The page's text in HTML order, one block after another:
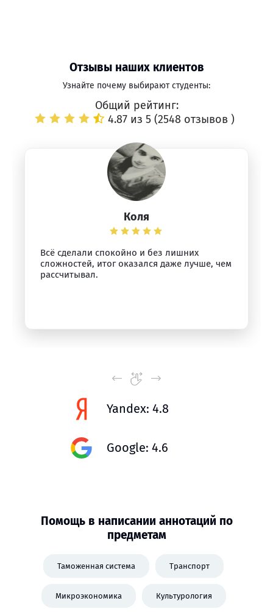
Отзывы наших клиентов
Узнайте почему выбирают студенты:
Общий рейтинг:
4.87 из 5 (2548 отзывов )
Коля
Всё сделали спокойно и без лишних
сложностей, итог оказался даже лучше, чем
рассчитывал.
Yandex: 4.8
Google: 4.6
Помощь в написании аннотаций по
предметам
Таможенная система Транспорт
Микроэкономика Культурология